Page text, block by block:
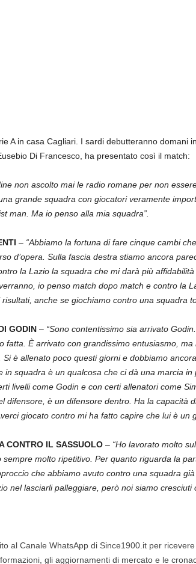
A in casa Cagliari. I sardi debutteranno domani
Di Francesco, ha presentato così il match:
non ascolto mai le radio romane per non
grande squadra con giocatori veramente
man. Ma io penso alla mia squadra”.
– “Abbiamo la fortuna di fare cinque cambi
d’opera. Sulla fascia destra stiamo ancora
la Lazio la squadra che mi darà più
io penso match dopo match e contro la
anche se giochiamo contro una squadra
GODIN–“Sono contentissimo sia arrivato
fatta. È arrivato con grandissimo entusiasmo,
Si è allenato poco questi giorni e dobbiamo
in squadra è un qualcosa che ci dà una marcia
livelli come Godin e con certi allenatori come
difensore, è un difensore dentro. Ha la capacità
giocato contro mi ha fatto capire che lui è un
CONTRO IL SASSUOLO–“Ho lavorato molto
sempre molto ripetitivo. Per quanto riguarda la
che abbiamo avuto contro una squadra
nel lasciarli palleggiare, però noi siamo cresciuti
al Canale WhatsApp di Since1900.it per
gli aggiornamenti di mercato e le